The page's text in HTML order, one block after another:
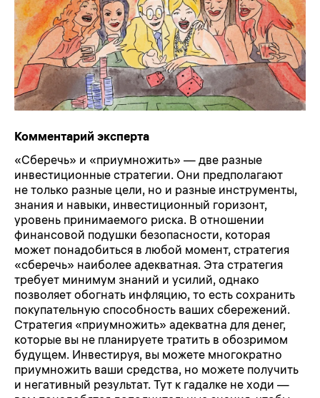
Комментарий эксперта
«Сберечь» и «приумножить» — две разные
инвестиционные стратегии. Они предполагают
не только разные цели, но и разные инструменты,
знания и навыки, инвестиционный горизонт,
уровень принимаемого риска. В отношении
финансовой подушки безопасности, которая
может понадобиться в любой момент, стратегия
«сберечь» наиболее адекватная. Эта стратегия
требует минимум знаний и усилий, однако
позволяет обогнать инфляцию, то есть сохранить
покупательную способность ваших сбережений.
Стратегия «приумножить» адекватна для денег,
которые вы не планируете тратить в обозримом
будущем. Инвестируя, вы можете многократно
приумножить ваши средства, но можете получить
и негативный результат. Тут к гадалке не ходи —